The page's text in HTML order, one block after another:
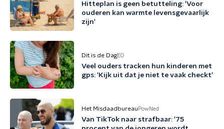
Hitteplan is geen betutteling: 'Voor
ouderen kan warmte levensgevaarlijk
zijn'
Dit is de DagEO
Veel ouders tracken hun kinderen met
gps: 'Kijk uit dat je niet te vaak checkt'
Het Misdaadbureau PowNed
Van TikTok naar strafbaar: '75